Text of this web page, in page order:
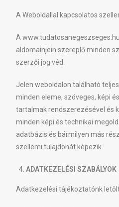
A Weboldallal kapcsolatos
A
aldomainjein szereplő minden
szerzői jog véd.
Jelen weboldalon található
minden eleme, szöveges, képi
tartalmak rendszerezésével és
minden képi és technikai
adatbázis és bármilyen más rész
szellemi tulajdonát képezik.
ADATKEZELÉSI SZABÁLYOK
Adatkezelési tájékoztatónk